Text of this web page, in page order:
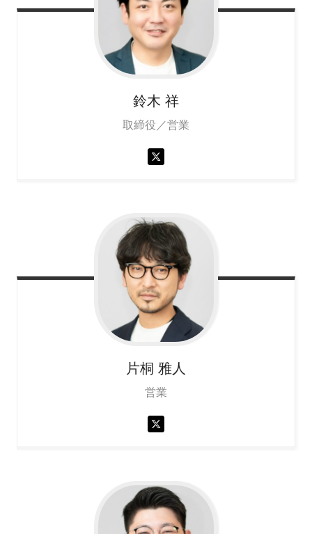
鈴木 祥
取締役／営業
片桐 雅人
営業